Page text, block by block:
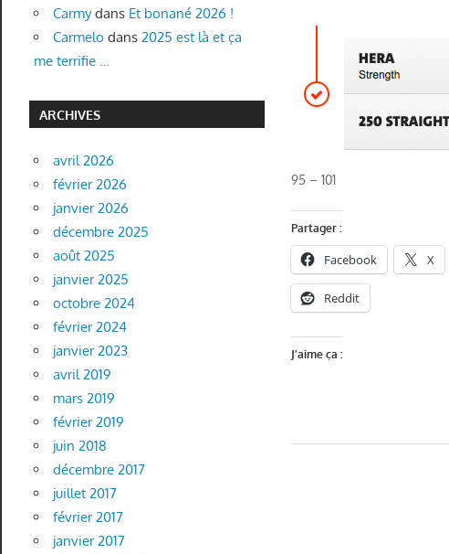
95 – 101
Partager :
Facebook X
Reddit
J’aime ça :
Carmydans Et bonané 2026 !
Carmelo dans 2025 est là et ça
me terrifie …
ARCHIVES
avril 2026
février 2026
janvier 2026
décembre 2025
août 2025
janvier 2025
octobre 2024
février 2024
janvier 2023
avril 2019
mars 2019
février 2019
juin 2018
décembre 2017
juillet 2017
février 2017
janvier 2017